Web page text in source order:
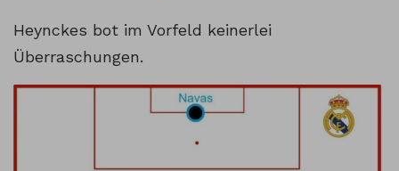
Heynckes bot im Vorfeld keinerlei
Überraschungen.